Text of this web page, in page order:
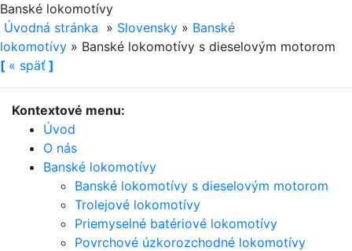
Banské lokomotívy
Úvodná stránka » Slovensky » Banské
lokomotívy » Banské lokomotívy s dieselovým motorom
[ « späť ]
Kontextové menu:
Úvod
O nás
Banské lokomotívy
Banské lokomotívy s dieselovým motorom
Trolejové lokomotívy
Priemyselné batériové lokomotívy
Povrchové úzkorozchodné lokomotívy